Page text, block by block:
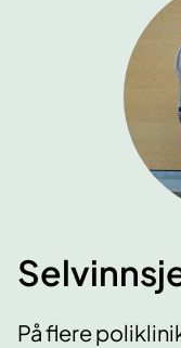
På flere